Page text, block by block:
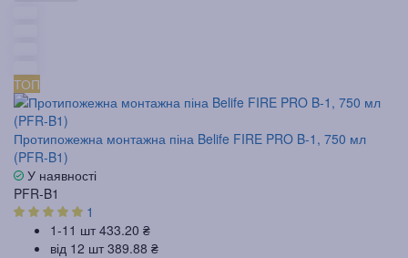
ТОП
Протипожежна монтажна піна Belife FIRE PRO B-1, 750 мл
(PFR-B1)
У наявності
PFR-B1
1
1-11 шт 433.20 ₴
від 12 шт 389.88 ₴